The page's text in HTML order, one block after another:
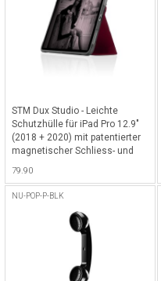
STM Dux Studio - Leichte
Schutzhülle für iPad Pro 12.9"
(2018 + 2020) mit patentierter
magnetischer Schliess- und
79.90
NU-POP-P-BLK